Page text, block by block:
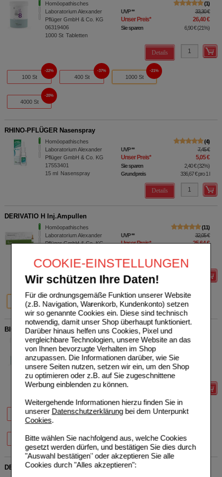
COOKIE-EINSTELLUNGEN
Wir schützen Ihre Daten!
Für die ordnungsgemäße Funktion unserer Website
(z.B. Navigation, Warenkorb, Kundenkonto) setzen
wir so genannte Cookies ein. Diese sind technisch
notwendig, damit unser Shop überhaupt funktioniert.
Darüber hinaus helfen uns Cookies, Pixel und
vergleichbare Technologien, unsere Website an das
von Ihnen bevorzugte Verhalten im Shop
anzupassen. Die Informationen darüber, wie Sie
unsere Seiten nutzen, setzen wir ein, um den Shop
zu optimieren oder z.B. auf Sie zugeschnittene
Werbung einblenden zu können.
Weitergehende Informationen hierzu finden Sie in
unserer Datenschutzerklärungbei dem Unterpunkt
Cookies.
Bitte wählen Sie nachfolgend aus, welche Cookies
gesetzt werden dürfen, und bestätigen Sie dies durch
"Auswahl bestätigen" oder akzeptieren Sie alle
Cookies durch "Alles akzeptieren":
Homöopathisches
Laboratorium Alexander
Pflüger GmbH & Co. KG
06319406
1000 St Tabletten
1
UVP** 33,30 €
Unser Preis* 26,40 €
Sie sparen 6,90 €(21%)
Details
100 St
22%
400 St
37%
1000 St
21%
4000 St
20%
RHINO-PFLÜGER Nasenspray
Homöopathisches
Laboratorium Alexander
Pflüger GmbH & Co. KG
17553401
15 ml Nasenspray
4
UVP** 7,45 €
Unser Preis* 5,05 €
Sie sparen 2,40 €(32%)
Grundpreis
336,67 €pro 1 l
Details
DERIVATIO H Inj.Ampullen
Homöopathisches
Laboratorium Alexander
Pflüger GmbH & Co. KG
10X5ml Ampullen
11
UVP** 32,05 €
Unser Preis* 25,64 €
Grundpreis
512,80 €
Details
10X5 ml
20%
50X5 ml
41%
BIOCHEMIE Pflüger 10 Natrium sulfuricum D 6 Tabl.
Homöopathisches
Laboratorium Alexander
Pflüger GmbH & Co. KG
06319694
1000
Tabletten
UVP**
Unser Preis*
Sie sparen 6,90 €
100 St
22%
400 St
37%
1000 St
21%
4000 St
DERIVATIO H Inj.Ampullen